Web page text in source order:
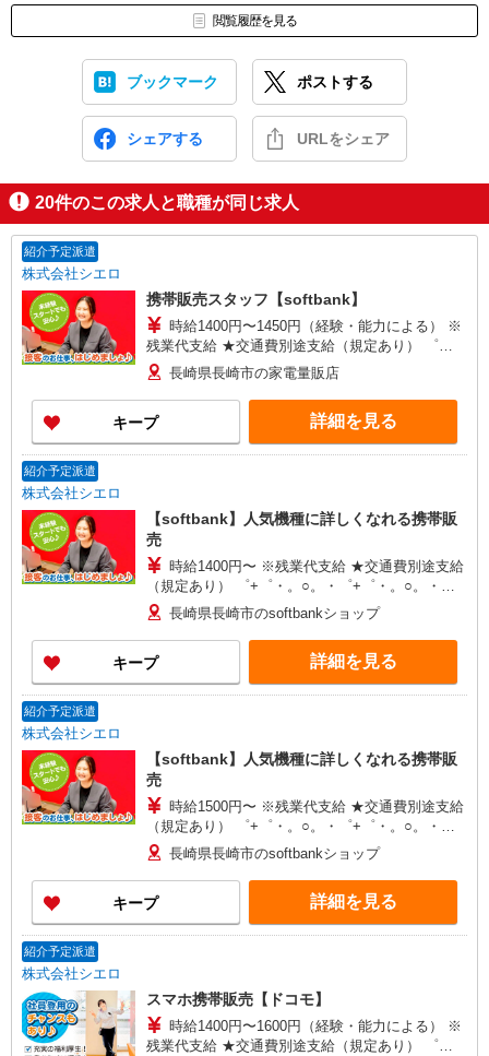
閲覧履歴を見る
ブックマーク ポストする
シェアする URLをシェア
20件のこの求人と職種が同じ求人
紹介予定派遣
株式会社シエロ
携帯販売スタッフ【softbank】
時給1400円〜1450円（経験・能力による） ※
残業代支給 ★交通費別途支給（規定あり） ゜
+゜・。○。・゜+゜・。○。・゜+゜ 入社祝い金10
万円支給(規定有) お友達を紹介頂くと, インセンテ
ィブ支給(規定有) ★月2回払い・週払い可能（規程
有）★ ゜・。○。・゜+゜・。○。・゜+゜
長崎県長崎市の家電量販店
キープ 詳細を見る
紹介予定派遣
株式会社シエロ
【softbank】人気機種に詳しくなれる携帯販
売
時給1400円〜 ※残業代支給 ★交通費別途支給
（規定あり） ゜+゜・。○。・゜+゜・。○。・゜
+゜ 入社祝い金10万円支給(規定有) お友達を紹介
頂くと, インセンティブ支給(規定有) ★月2回払
い・週払い可能（規程有）★ ゜・。○。・゜
+゜・。○。・゜+゜
長崎県長崎市のsoftbankショップ
キープ 詳細を見る
紹介予定派遣
株式会社シエロ
【softbank】人気機種に詳しくなれる携帯販
売
時給1500円〜 ※残業代支給 ★交通費別途支給
（規定あり） ゜+゜・。○。・゜+゜・。○。・゜
+゜ 入社祝い金10万円支給(規定有) お友達を紹介
頂くと, インセンティブ支給(規定有) ★月2回払
い・週払い可能（規程有）★ ゜・。○。・゜
+゜・。○。・゜+゜
長崎県長崎市のsoftbankショップ
キープ 詳細を見る
紹介予定派遣
株式会社シエロ
スマホ携帯販売【ドコモ】
時給1400円〜1600円（経験・能力による） ※
残業代支給 ★交通費別途支給（規定あり） ゜